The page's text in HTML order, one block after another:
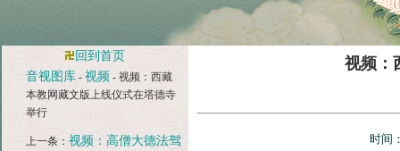
回到首页
音视图库 -视频 - 视频：西藏
本教网藏文版上线仪式在塔德寺
举行
上一条：视频：高僧大德法驾
视频：
时间